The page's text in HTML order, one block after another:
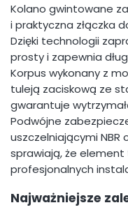
Kolano gwintowane
i praktyczna złączka
Dzięki technologii
prosty i zapewnia
Korpus wykonany z
tuleją zaciskową ze
gwarantuje
Podwójne
uszczelniającymi NBR
sprawiają, że
profesjonalnych
Najważniejsze